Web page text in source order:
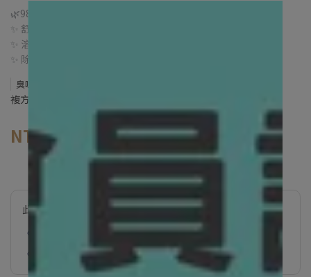
🌿98%天然成分🌿通過ECOCERT認證!!
✨ 舒緩力-化妝品級精華活性成分
✨ 溶解力-絕佳水稠比例，溶解效果看得到
✨ 除臭力-乾淨無味一整週
臭味滾 Odout
複方植物萃取配方，保護耳朵皮膚不刺激
NT$437
此商品參與的優惠活動
《炎夏萌寵守護祭》滿$1200現折$88
《炎夏萌寵守護祭》滿$1888現折$188